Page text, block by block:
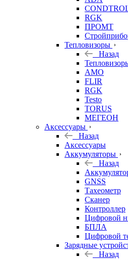
RGK
ПРОМТ
Тепловизоры
Назад
AMO
FLIR
RGK
Testo
TORUS
МЕГЕОН
Аксессуары
Назад
Аксессуары
Аккумуляторы
Назад
GNSS
Тахеометр
Сканер
Контроллер
Цифровой
БПЛА
Цифровой
Зарядные
Назад